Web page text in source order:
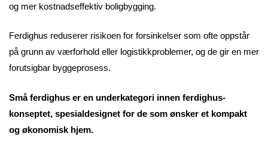
og mer kostnadseffektiv boligbygging.
Ferdighus reduserer risikoen for forsinkelser som ofte oppstår
på grunn av værforhold eller logistikkproblemer, og de gir en mer
forutsigbar byggeprosess.
Små ferdighus er en underkategori innen ferdighus-
konseptet, spesialdesignet for de som ønsker et kompakt
og økonomisk hjem.